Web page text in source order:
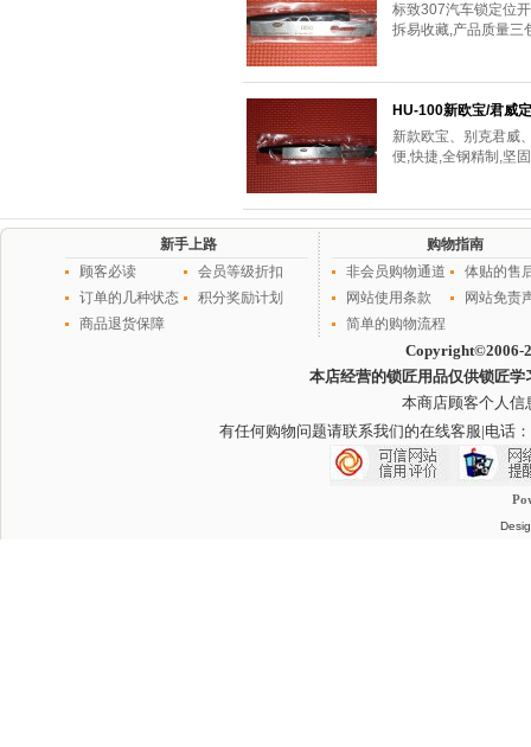
标致307汽车锁定位
拆易收藏,产品质量三
HU-100新欧宝/君威
新款欧宝、别克君威
便,快捷,全钢精制,坚
新手上路
顾客必读
会员等级折扣
订单的几种状态
积分奖励计划
商品退货保障
购物指南
非会员购物通道
体贴的售
网站使用条款
网站免责
简单的购物流程
Copyright©2006-
本店经营的锁匠用品仅供锁匠
本商店顾客个人信
有任何购物问题请联系我们的在线客服|电话：